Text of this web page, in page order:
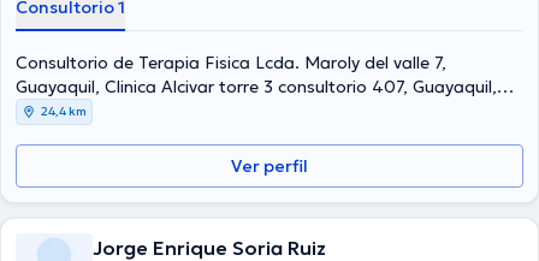
Consultorio 1
Consultorio de Terapia Fisica Lcda. Maroly del valle 7,
Guayaquil, Clinica Alcivar torre 3 consultorio 407, Guayaquil,
090609, Ecuador, Guayaquil
24,4 km
Ver perfil
Jorge Enrique Soria Ruiz